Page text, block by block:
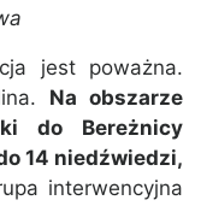
jest poważna.
Na obszarze
do Bereżnicy
14 niedźwiedzi,
interwencyjna